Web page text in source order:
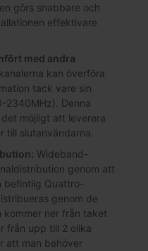
görs snabbare och
effektivare
med andra
kan överföra
tack vare sin
2340MHz). Denna
möjligt att leverera
till slutanvändarna.
Wideband-
genom att
befintlig Quattro-
genom de
kommer ner från taket
från upp till 2 olika
att man behöver